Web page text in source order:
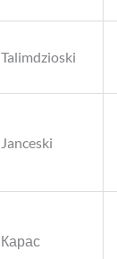
Talimdzioski
Janceski
Карас